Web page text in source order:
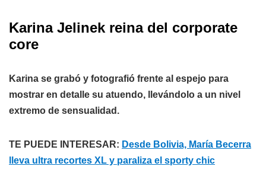
Karina Jelinek reina del corporate
core
Karina se grabó y fotografió frente al espejo para
mostrar en detalle su atuendo, llevándolo a un nivel
extremo de sensualidad.
TE PUEDE INTERESAR: Desde Bolivia, María Becerra
lleva ultra recortes XL y paraliza el sporty chic